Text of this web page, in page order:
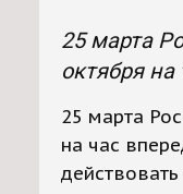
25 марта
октября
25 марта
на час